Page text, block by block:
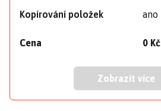
Kopírování položek ano
Cena 0 Kč
Zobrazit více